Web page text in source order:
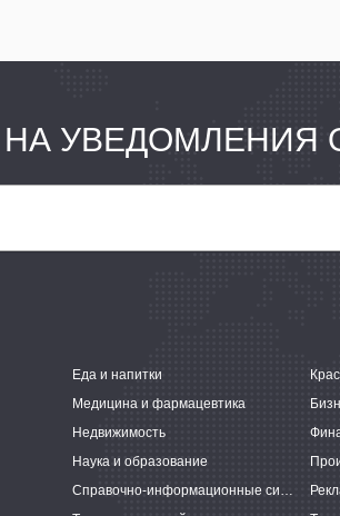
УВЕДОМЛЕНИЯ
Еда и напитки
Медицина и фармацевтика
Недвижимость
Наука и образование
Справочно-информационные системы